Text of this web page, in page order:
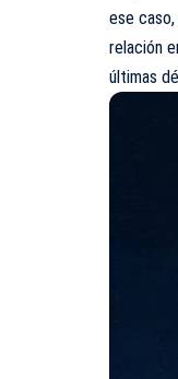
ese
relación
últimas